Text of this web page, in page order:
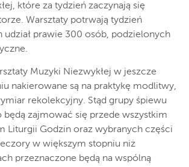
które za tydzień zaczynają się
Warsztaty potrwają tydzień
udział prawie 300 osób, podzielonych
Muzyki Niezwykłej w jeszcze
nakierowane są na praktykę modlitwy,
rekolekcyjny. Stąd grupy śpiewu
będą zajmować się przede wszystkim
Liturgii Godzin oraz wybranych części
w większym stopniu niż
przeznaczone będą na wspólną